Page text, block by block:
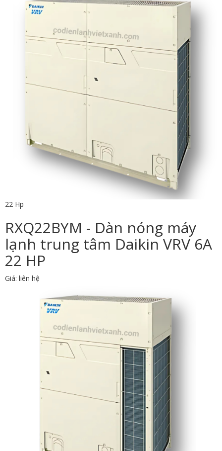
22 Hp
RXQ22BYM - Dàn nóng máy
lạnh trung tâm Daikin VRV 6A
22 HP
Giá: liên hệ